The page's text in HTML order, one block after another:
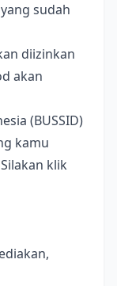
sudah
diizinkan
akan
(BUSSID)
kamu
klik